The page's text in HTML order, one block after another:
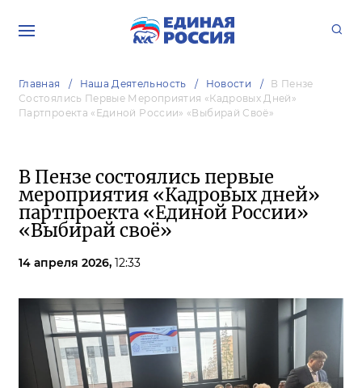
Главная Наша Деятельность Новости
В Пензе
Состоялись Первые Мероприятия «Кадровых Дней»
Партпроекта «Единой России» «Выбирай Своё»
В Пензе состоялись первые
мероприятия «Кадровых дней»
партпроекта «Единой России»
«Выбирай своё»
14 апреля 2026, 12:33